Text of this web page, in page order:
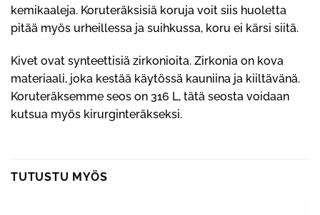
kemikaaleja. Koruteräksisiä koruja voit siis huoletta
pitää myös urheillessa ja suihkussa, koru ei kärsi siitä.
Kivet ovat synteettisiä zirkonioita. Zirkonia on kova
materiaali, joka kestää käytössä kauniina ja kiiltävänä.
Koruteräksemme seos on 316 L, tätä seosta voidaan
kutsua myös kirurginteräkseksi.
TUTUSTU MYÖS